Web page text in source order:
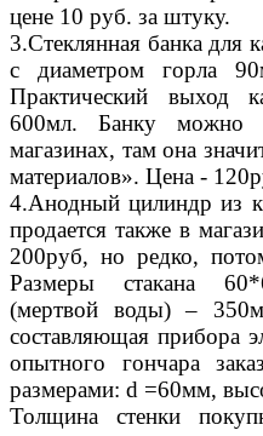
цене 10 руб. за штуку.
3.Стеклянная банка для
с диаметром горла
Практический выход
600мл. Банку можно
магазинах, там она
материалов». Цена -
4.Анодный цилиндр из
продается также в
200руб, но редко,
Размеры стакана
(мертвой воды) –
составляющая прибора
опытного гончара
размерами: d =60мм,
Толщина стенки